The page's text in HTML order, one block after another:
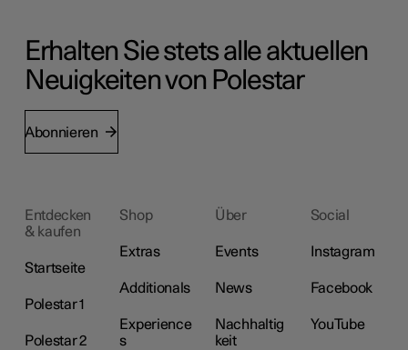
Erhalten Sie stets alle aktuellen
Neuigkeiten von Polestar
Abonnieren
Entdecken
& kaufen
Startseite
Polestar 1
Polestar 2
Shop
Extras
Additionals
Experience
s
Über
Events
News
Nachhaltig
keit
Social
Instagram
Facebook
YouTube